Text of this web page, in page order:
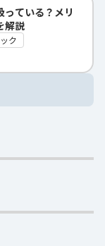
っている？メリ
解説
ク